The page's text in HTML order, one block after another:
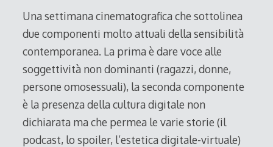
Una settimana cinematografica che sottolinea
due componenti molto attuali della sensibilità
contemporanea. La prima è dare voce alle
soggettività non dominanti (ragazzi, donne,
persone omosessuali), la seconda componente
è la presenza della cultura digitale non
dichiarata ma che permea le varie storie (il
podcast, lo spoiler, l’estetica digitale-virtuale)